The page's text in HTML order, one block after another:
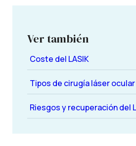
Ver también
Coste del LASIK
Tipos de cirugía láser ocular
Riesgos y recuperación del